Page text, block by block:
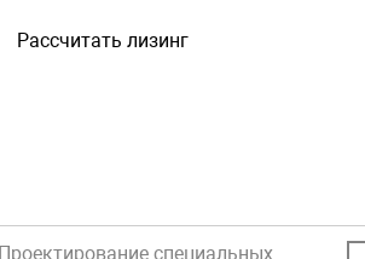
ведущее
группа
Рассчитать лизинг
Проектирование специальных